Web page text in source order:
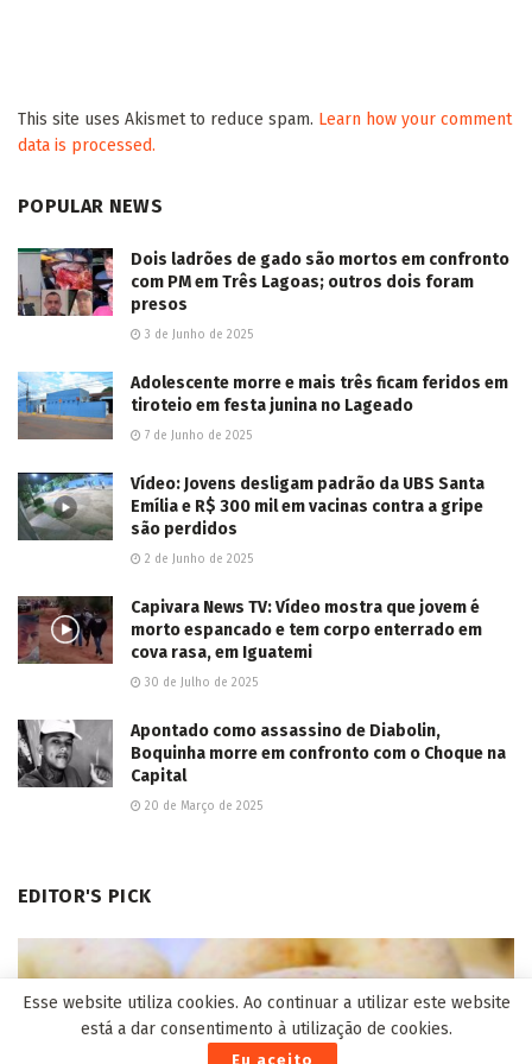
This site uses Akismet to reduce spam. Learn how your comment
data is processed.
POPULAR NEWS
Dois ladrões de gado são mortos em confronto
com PM em Três Lagoas; outros dois foram
presos
3 de Junho de 2025
Adolescente morre e mais três ficam feridos em
tiroteio em festa junina no Lageado
7 de Junho de 2025
Vídeo: Jovens desligam padrão da UBS Santa
Emília e R$ 300 mil em vacinas contra a gripe
são perdidos
2 de Junho de 2025
Capivara News TV: Vídeo mostra que jovem é
morto espancado e tem corpo enterrado em
cova rasa, em Iguatemi
30 de Julho de 2025
Apontado como assassino de Diabolin,
Boquinha morre em confronto com o Choque na
Capital
20 de Março de 2025
EDITOR'S PICK
Esse website utiliza cookies. Ao continuar a utilizar este website
está a dar consentimento à utilização de cookies.
Eu aceito